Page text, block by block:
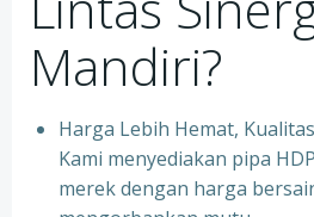
Mandiri?
Harga Lebih Hemat,
Kami menyediakan pipa
merek dengan harga